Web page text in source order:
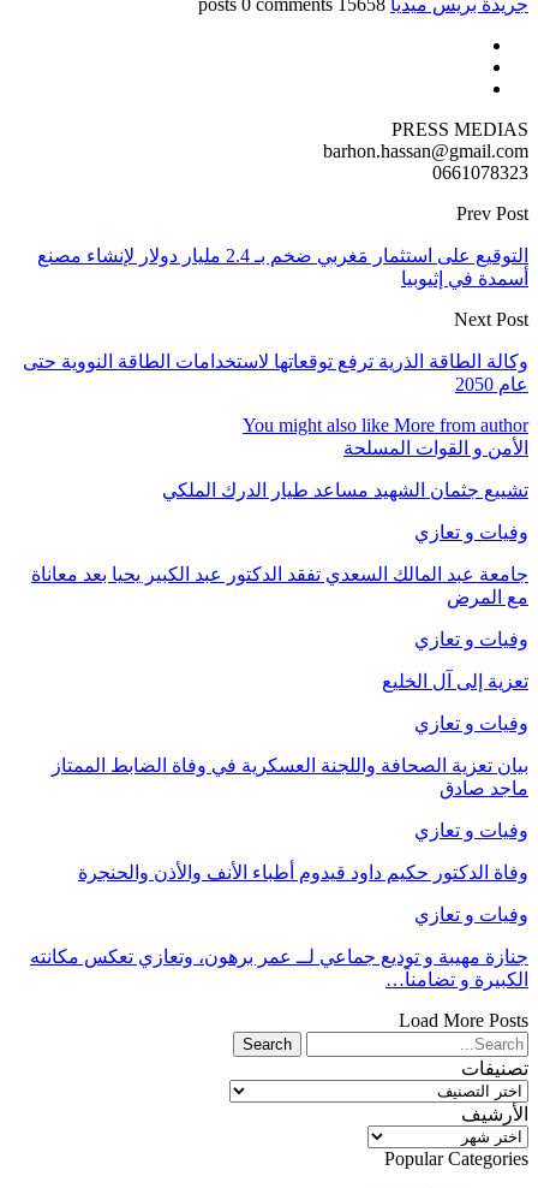
PRESS MEDIAS
barhon.hassan@gmail.com
0661078323
Prev Post
التوقيع على استثمار مَغربي ضخم بـ 2.4 مليار دولار لإنشاء مصنع
أسمدة في إثيوبيا
Next Post
وكالة الطاقة الذرية ترفع توقعاتها لاستخدامات الطاقة النووية حتى
عام 2050
You might also like More from author
الأمن و القوات المسلحة
تشييع جثمان الشهيد مساعد طيار الدرك الملكي
وفيات و تعازي
​جامعة عبد المالك السعدي تفقد الدكتور عبد الكبير يحيا بعد معاناة
مع المرض
وفيات و تعازي
تعزية إلى آل الخليع
وفيات و تعازي
بيان تعزية الصحافة واللجنة العسكرية في وفاة الضابط الممتاز
ماجد صادق
وفيات و تعازي
وفاة الدكتور حكيم داود قيدوم أطباء الأنف والأذن والحنجرة
وفيات و تعازي
جنازة مهيبة و توديع جماعي لــ عمر برهون، وتعازي تعكس مكانته
الكبيرة و تضامناً…
Load More Posts
تصنيفات
تصنيفات
الأرشيف
الأرشيف
Popular Categories